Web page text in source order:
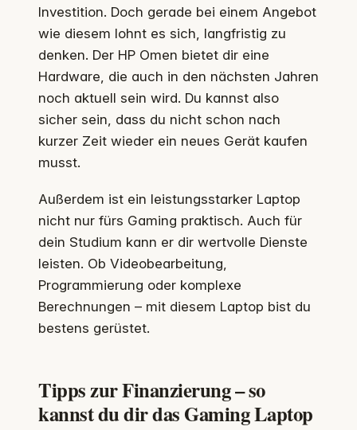
Investition. Doch gerade bei einem Angebot
wie diesem lohnt es sich, langfristig zu
denken. Der HP Omen bietet dir eine
Hardware, die auch in den nächsten Jahren
noch aktuell sein wird. Du kannst also
sicher sein, dass du nicht schon nach
kurzer Zeit wieder ein neues Gerät kaufen
musst.
Außerdem ist ein leistungsstarker Laptop
nicht nur fürs Gaming praktisch. Auch für
dein Studium kann er dir wertvolle Dienste
leisten. Ob Videobearbeitung,
Programmierung oder komplexe
Berechnungen – mit diesem Laptop bist du
bestens gerüstet.
Tipps zur Finanzierung – so
kannst du dir das Gaming Laptop